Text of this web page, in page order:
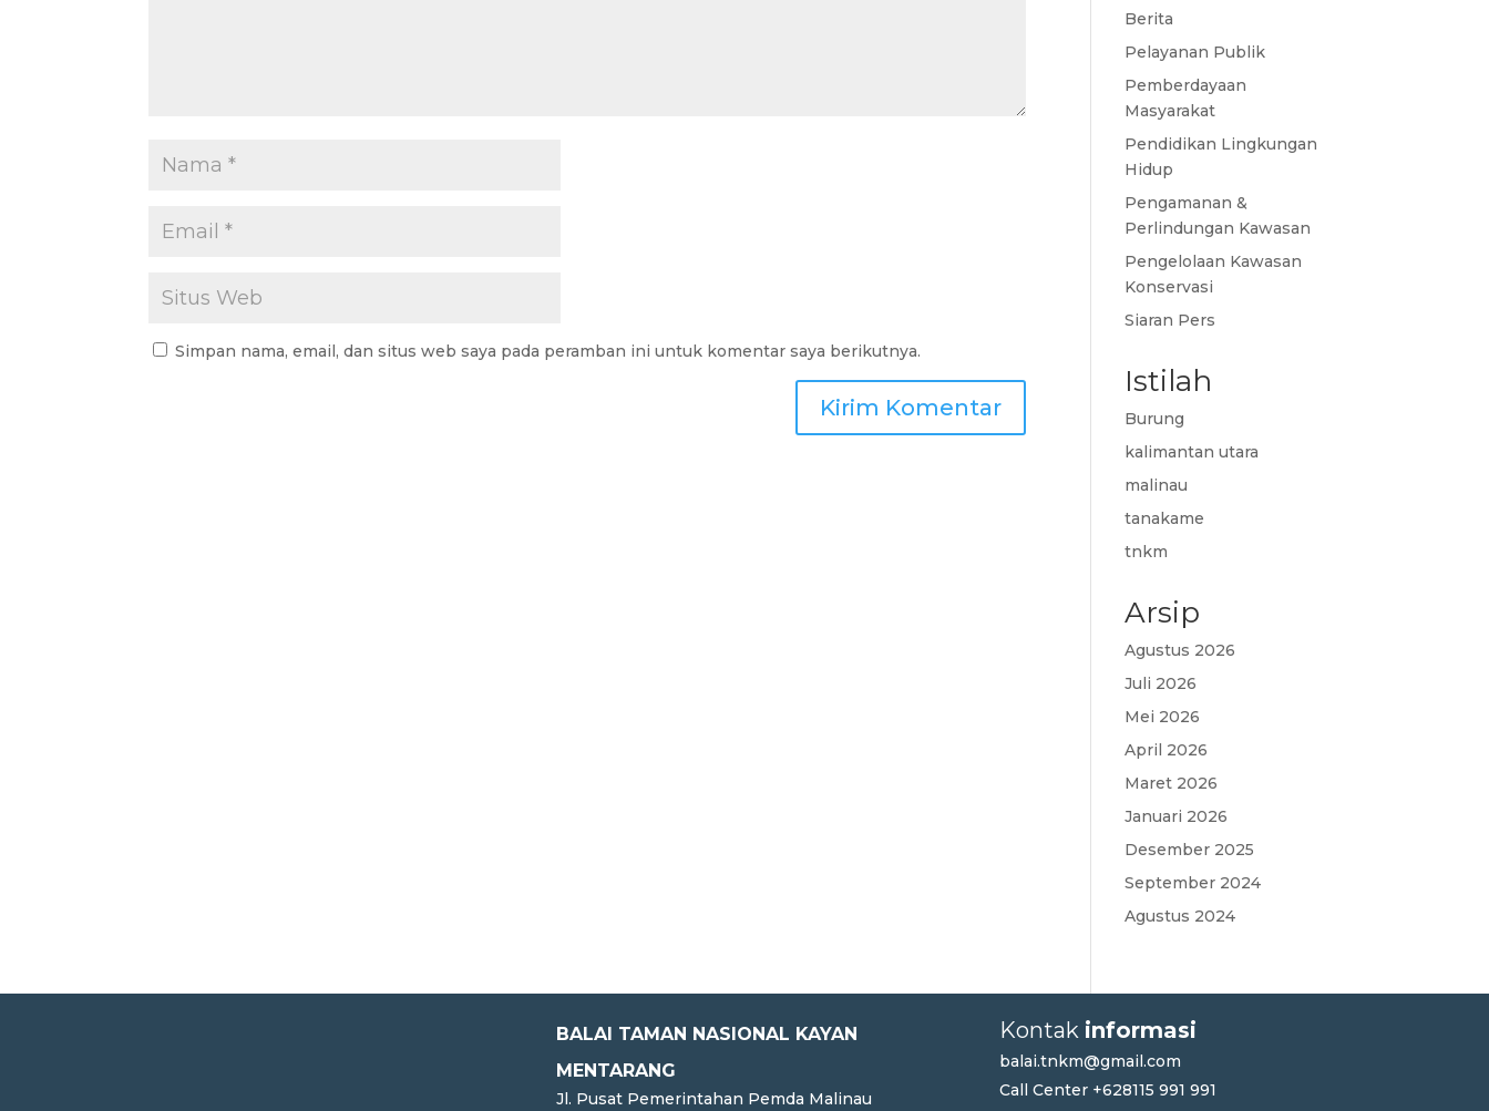
Simpan nama, email, dan situs web saya pada peramban ini untuk komentar saya berikutnya.
Berita
Pelayanan Publik
Pemberdayaan
Masyarakat
Pendidikan Lingkungan
Hidup
Pengamanan &
Perlindungan Kawasan
Pengelolaan Kawasan
Konservasi
Siaran Pers
Istilah
Burung
kalimantan utara
malinau
tanakame
tnkm
Arsip
Agustus 2026
Juli 2026
Mei 2026
April 2026
Maret 2026
Januari 2026
Desember 2025
September 2024
Agustus 2024
BALAI TAMAN NASIONAL KAYAN
MENTARANG
Jl. Pusat Pemerintahan Pemda Malinau
Kontak informasi
balai.tnkm@gmail.com
Call Center +628115 991 991